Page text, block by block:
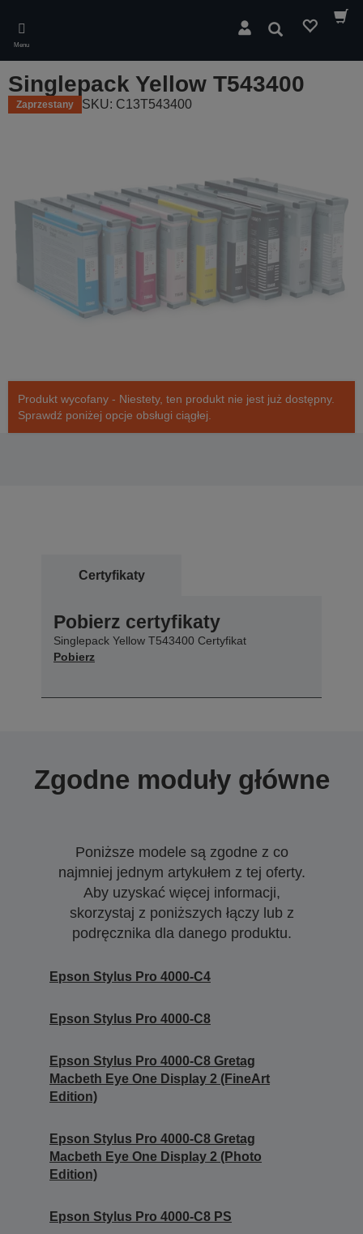
main
content
Menu
Wyszukaj
Singlepack Yellow T543400
Zaprzestany SKU: C13T543400
Produkt wycofany - Niestety, ten produkt nie jest już dostępny.
Sprawdź poniżej opcje obsługi ciągłej.
Certyfikaty
Pobierz certyfikaty
Singlepack Yellow T543400 Certyfikat
Pobierz
Zgodne moduły główne
Poniższe modele są zgodne z co
najmniej jednym artykułem z tej oferty.
Aby uzyskać więcej informacji,
skorzystaj z poniższych łączy lub z
podręcznika dla danego produktu.
Epson Stylus Pro 4000-C4
Epson Stylus Pro 4000-C8
Epson Stylus Pro 4000-C8 Gretag
Macbeth Eye One Display 2 (FineArt
Edition)
Epson Stylus Pro 4000-C8 Gretag
Macbeth Eye One Display 2 (Photo
Edition)
Epson Stylus Pro 4000-C8 PS